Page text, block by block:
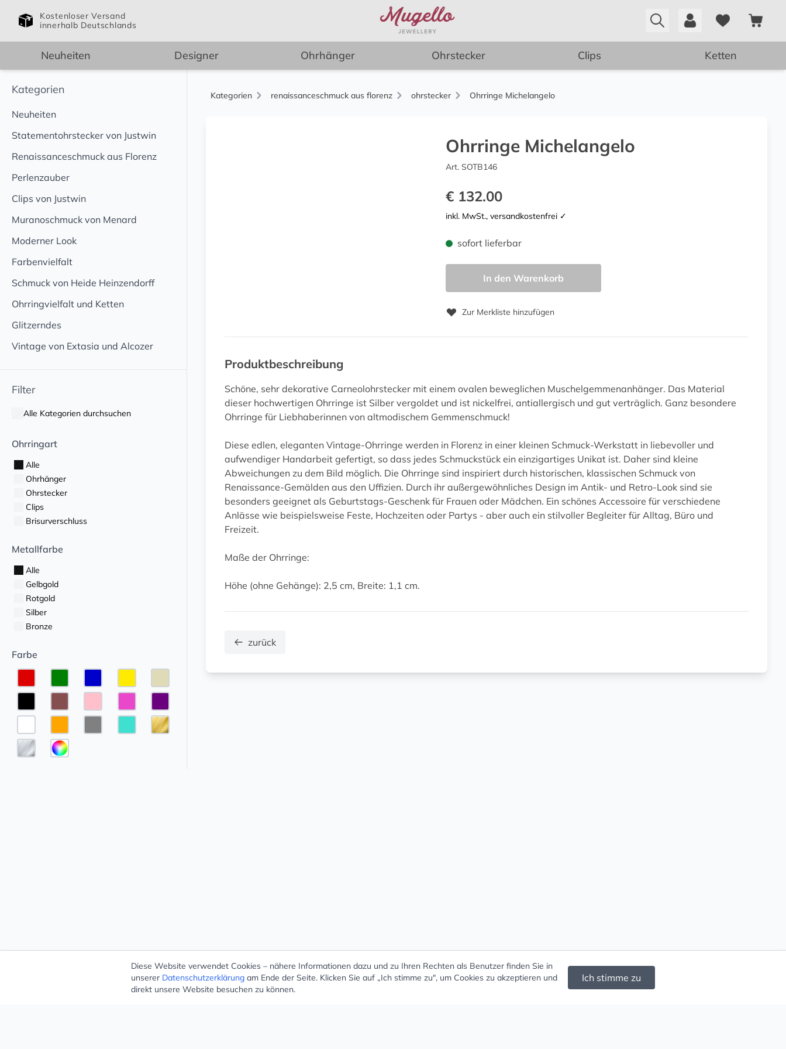
Kostenloser Versand
innerhalb Deutschlands
Neuheiten Designer Ohrhänger Ohrstecker Clips Ketten
Kategorien
Neuheiten
Statementohrstecker von Justwin
Renaissanceschmuck aus Florenz
Perlenzauber
Clips von Justwin
Muranoschmuck von Menard
Moderner Look
Farbenvielfalt
Schmuck von Heide Heinzendorff
Ohrringvielfalt und Ketten
Glitzerndes
Vintage von Extasia und Alcozer
Filter
Alle Kategorien durchsuchen
Ohrringart
Alle
Ohrhänger
Ohrstecker
Clips
Brisurverschluss
Metallfarbe
Alle
Gelbgold
Rotgold
Silber
Bronze
Farbe
Kategorien renaissanceschmuck aus florenz ohrstecker Ohrringe Michelangelo
Ohrringe Michelangelo
Art. SOTB146
€ 132.00
inkl. MwSt., versandkostenfrei ✓
sofort lieferbar
In den Warenkorb
Zur Merkliste hinzufügen
Produktbeschreibung
Schöne, sehr dekorative Carneolohrstecker mit einem ovalen beweglichen Muschelgemmenanhänger. Das Material
dieser hochwertigen Ohrringe ist Silber vergoldet und ist nickelfrei, antiallergisch und gut verträglich. Ganz besondere
Ohrringe für Liebhaberinnen von altmodischem Gemmenschmuck!
Diese edlen, eleganten Vintage-Ohrringe werden in Florenz in einer kleinen Schmuck-Werkstatt in liebevoller und
aufwendiger Handarbeit gefertigt, so dass jedes Schmuckstück ein einzigartiges Unikat ist. Daher sind kleine
Abweichungen zu dem Bild möglich. Die Ohrringe sind inspiriert durch historischen, klassischen Schmuck von
Renaissance-Gemälden aus den Uffizien. Durch ihr außergewöhnliches Design im Antik- und Retro-Look sind sie
besonders geeignet als Geburtstags-Geschenk für Frauen oder Mädchen. Ein schönes Accessoire für verschiedene
Anlässe wie beispielsweise Feste, Hochzeiten oder Partys - aber auch ein stilvoller Begleiter für Alltag, Büro und
Freizeit.
Maße der Ohrringe:
Höhe (ohne Gehänge): 2,5 cm, Breite: 1,1 cm.
zurück
Diese Website verwendet Cookies – nähere Informationen dazu und zu Ihren Rechten als Benutzer finden Sie in
unserer Datenschutzerklärung am Ende der Seite. Klicken Sie auf „Ich stimme zu", um Cookies zu akzeptieren und
direkt unsere Website besuchen zu können.
Ich stimme zu